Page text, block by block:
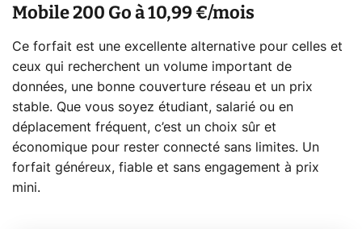
Mobile 200 Go à 10,99 €/mois
Ce forfait est une excellente alternative pour celles et
ceux qui recherchent un volume important de
données, une bonne couverture réseau et un prix
stable. Que vous soyez étudiant, salarié ou en
déplacement fréquent, c’est un choix sûr et
économique pour rester connecté sans limites. Un
forfait généreux, fiable et sans engagement à prix
mini.